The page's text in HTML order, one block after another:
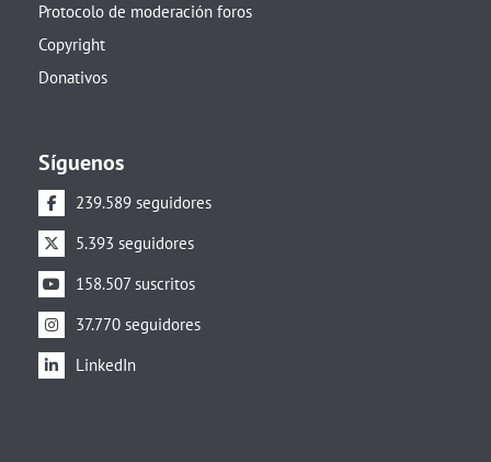
Protocolo de moderación foros
Copyright
Donativos
Síguenos
239.589 seguidores
5.393 seguidores
158.507 suscritos
37.770 seguidores
LinkedIn